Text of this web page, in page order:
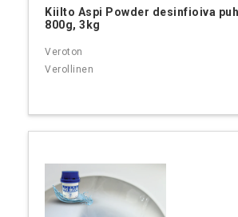
Kiilto Aspi Powder desinfioiva
800g, 3kg